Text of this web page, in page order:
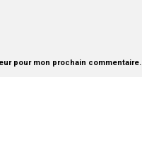
pour mon prochain commentaire.